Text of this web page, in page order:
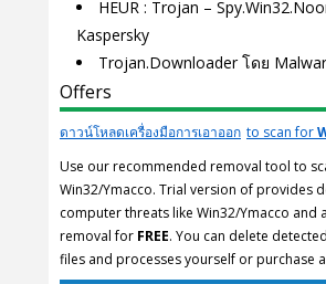
HEUR : Trojan –
Kaspersky
Trojan.Downloader โดย
Offers
ดาวน์โหลดเครื่องมือการเอาออก to scan for
Use our recommended removal tool to
Win32/Ymacco. Trial version of provides
computer threats like Win32/Ymacco and
removal for FREE. You can delete
files and processes yourself or purchase a